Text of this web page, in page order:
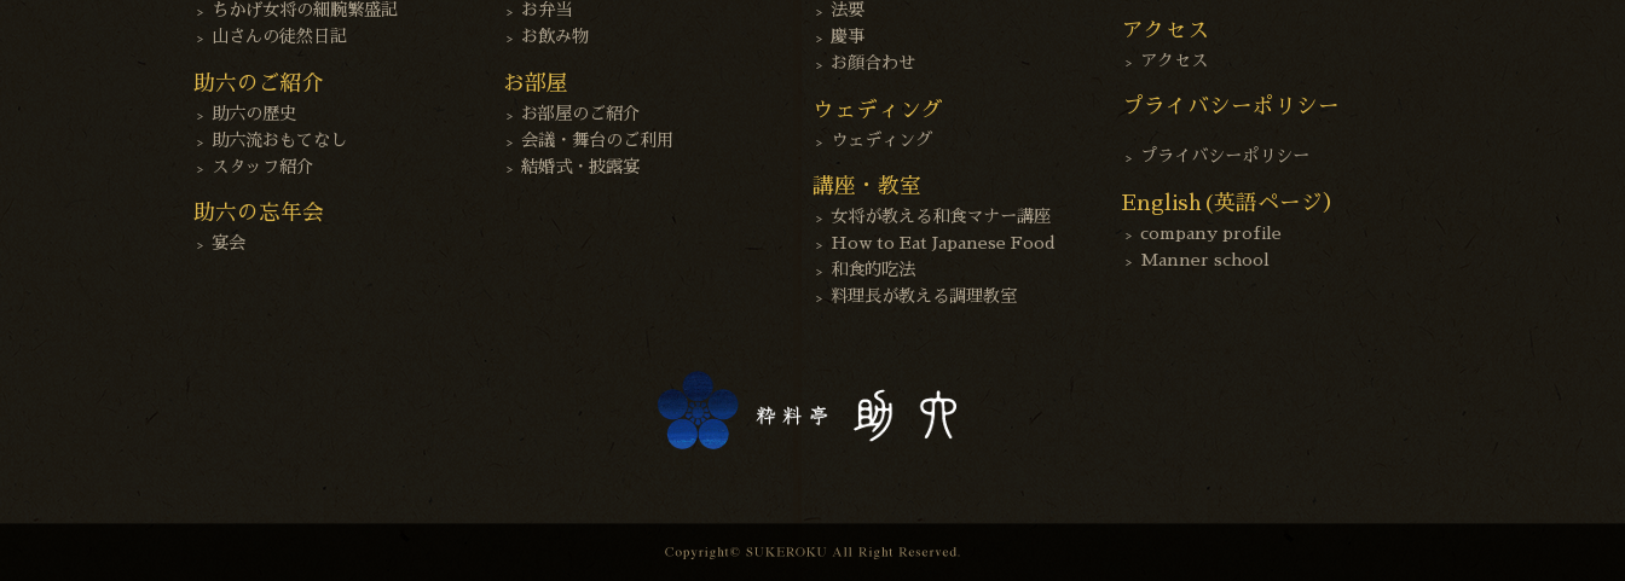
ちかげ女将の細腕繁盛記
山さんの徒然日記
助六のご紹介
助六の歴史
助六流おもてなし
スタッフ紹介
助六の忘年会
宴会
お弁当
お飲み物
お部屋
お部屋のご紹介
会議・舞台のご利用
結婚式・披露宴
法要
慶事
お顔合わせ
ウェディング
ウェディング
講座・教室
女将が教える和食マナー講座
How to Eat Japanese Food
和食的吃法
料理長が教える調理教室
アクセス
アクセス
プライバシーポリシー
プライバシーポリシー
English(英語ページ）
company profile
Manner school